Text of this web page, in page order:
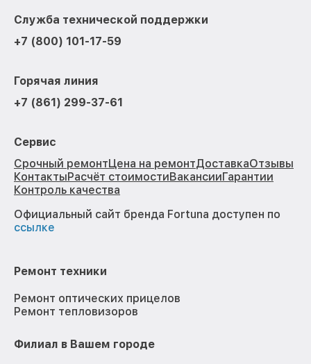
Служба технической поддержки
+7 (800) 101-17-59
Горячая линия
+7 (861) 299-37-61
Сервис
Срочный ремонтЦена на ремонтДоставкаОтзывы
КонтактыРасчёт стоимостиВакансииГарантии
Контроль качества
Официальный сайт бренда Fortuna доступен по
ссылке
Ремонт техники
Ремонт оптических прицелов
Ремонт тепловизоров
Филиал в Вашем городе